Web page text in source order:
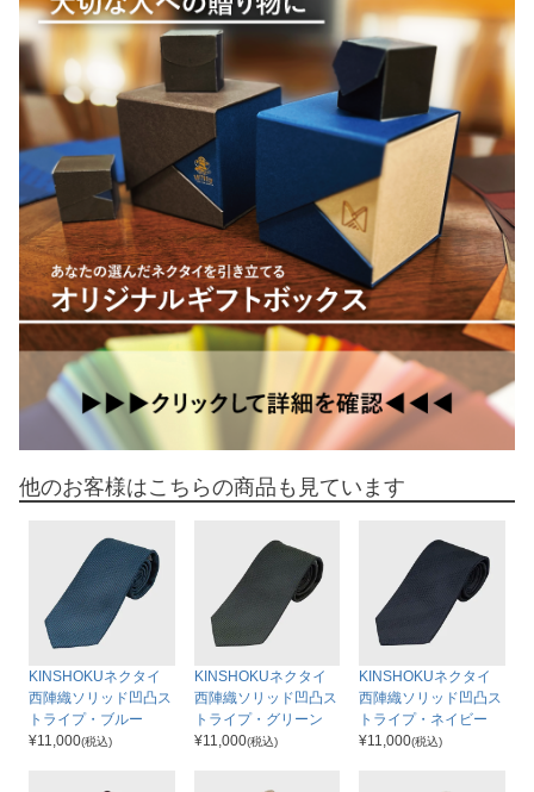
他のお客様はこちらの商品も見ています
KINSHOKUネクタイ
西陣織ソリッド凹凸ス
トライプ・ブルー
¥11,000(税込)
KINSHOKUネクタイ
西陣織ソリッド凹凸ス
トライプ・グリーン
¥11,000(税込)
KINSHOKUネクタイ
西陣織ソリッド凹凸ス
トライプ・ネイビー
¥11,000(税込)